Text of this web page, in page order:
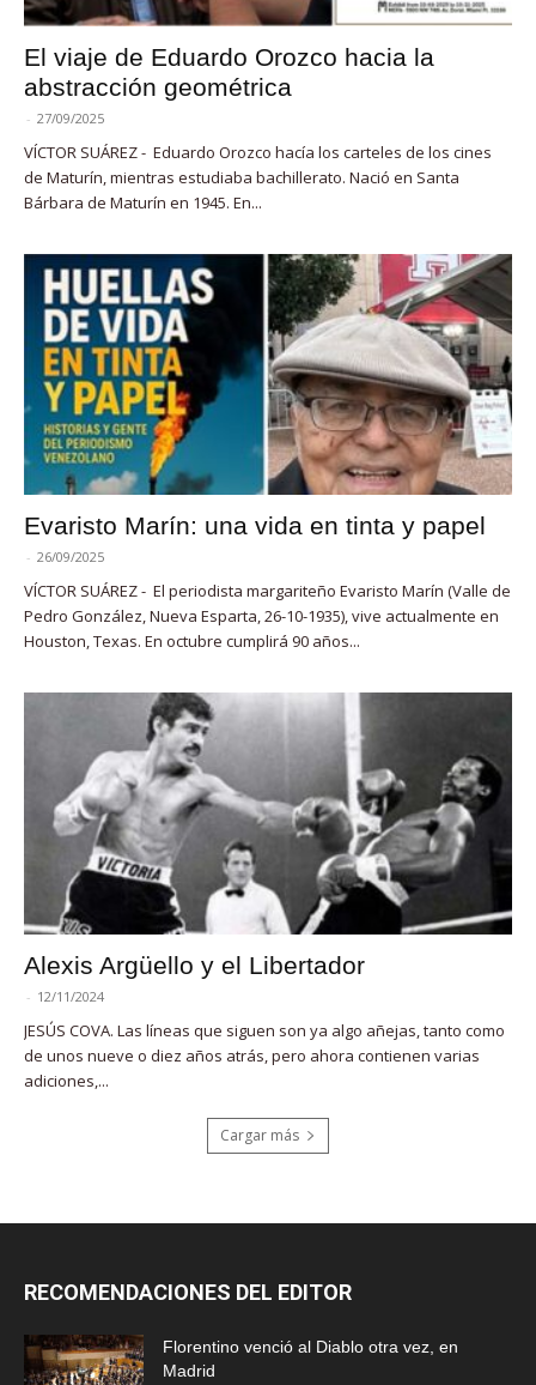
El viaje de Eduardo Orozco hacia la
abstracción geométrica
- 27/09/2025
VÍCTOR SUÁREZ - Eduardo Orozco hacía los carteles de los cines
de Maturín, mientras estudiaba bachillerato. Nació en Santa
Bárbara de Maturín en 1945. En...
Evaristo Marín: una vida en tinta y papel
- 26/09/2025
VÍCTOR SUÁREZ - El periodista margariteño Evaristo Marín (Valle de
Pedro González, Nueva Esparta, 26-10-1935), vive actualmente en
Houston, Texas. En octubre cumplirá 90 años...
Alexis Argüello y el Libertador
- 12/11/2024
JESÚS COVA. Las líneas que siguen son ya algo añejas, tanto como
de unos nueve o diez años atrás, pero ahora contienen varias
adiciones,...
Cargar más
RECOMENDACIONES DEL EDITOR
Florentino venció al Diablo otra vez, en
Madrid